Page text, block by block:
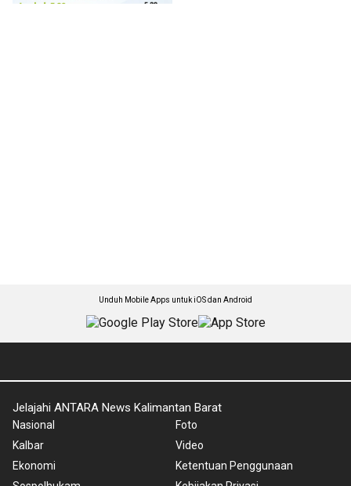
Unduh Mobile Apps untuk iOS dan Android
Jelajahi ANTARA News Kalimantan Barat
Nasional
Kalbar
Ekonomi
Foto
Video
Ketentuan Penggunaan